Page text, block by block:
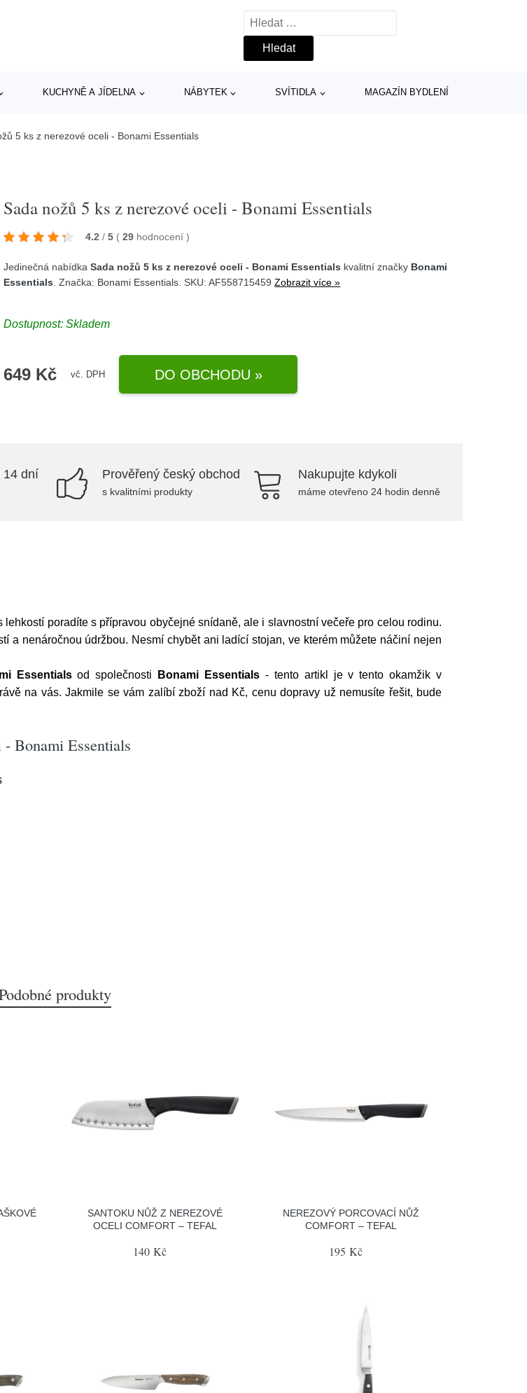
Vyhledávání
KUCHYNĚ A JÍDELNA NÁBYTEK SVÍTIDLA MAGAZÍN BYDLENÍ
5 ks z nerezové oceli - Bonami Essentials
Sada nožů 5 ks z nerezové oceli - Bonami Essentials
4.2 / 5 ( 29 hodnocení)
Jedinečná nabídkaSada nožů 5 ks z nerezové oceli - Bonami Essentials kvalitní značky Bonami
Essentials . Značka: Bonami Essentials . SKU: AF558715459Zobrazit více »
Dostupnost:Skladem
649 Kč vč. DPH DO OBCHODU »
14 dní Prověřený český obchod
s kvalitními produkty
Nakupujte kdykoli
máme otevřeno 24 hodin denně
poradíte s přípravou obyčejné snídaně, ale i slavnostní večeře pro celou rodinu.
a nenáročnou údržbou. Nesmí chybět ani ladící stojan, ve kterém můžete náčiní nejen
Essentialsod společnosti Bonami Essentials - tento artikl je v tento okamžik v
na vás. Jakmile se vám zalíbí zboží nad Kč, cenu dopravy už nemusíte řešit, bude
- Bonami Essentials
produkty
SANTOKU NŮŽ Z NEREZOVÉ
OCELI COMFORT – TEFAL
140 Kč
NEREZOVÝ PORCOVACÍ NŮŽ
COMFORT – TEFAL
195 Kč